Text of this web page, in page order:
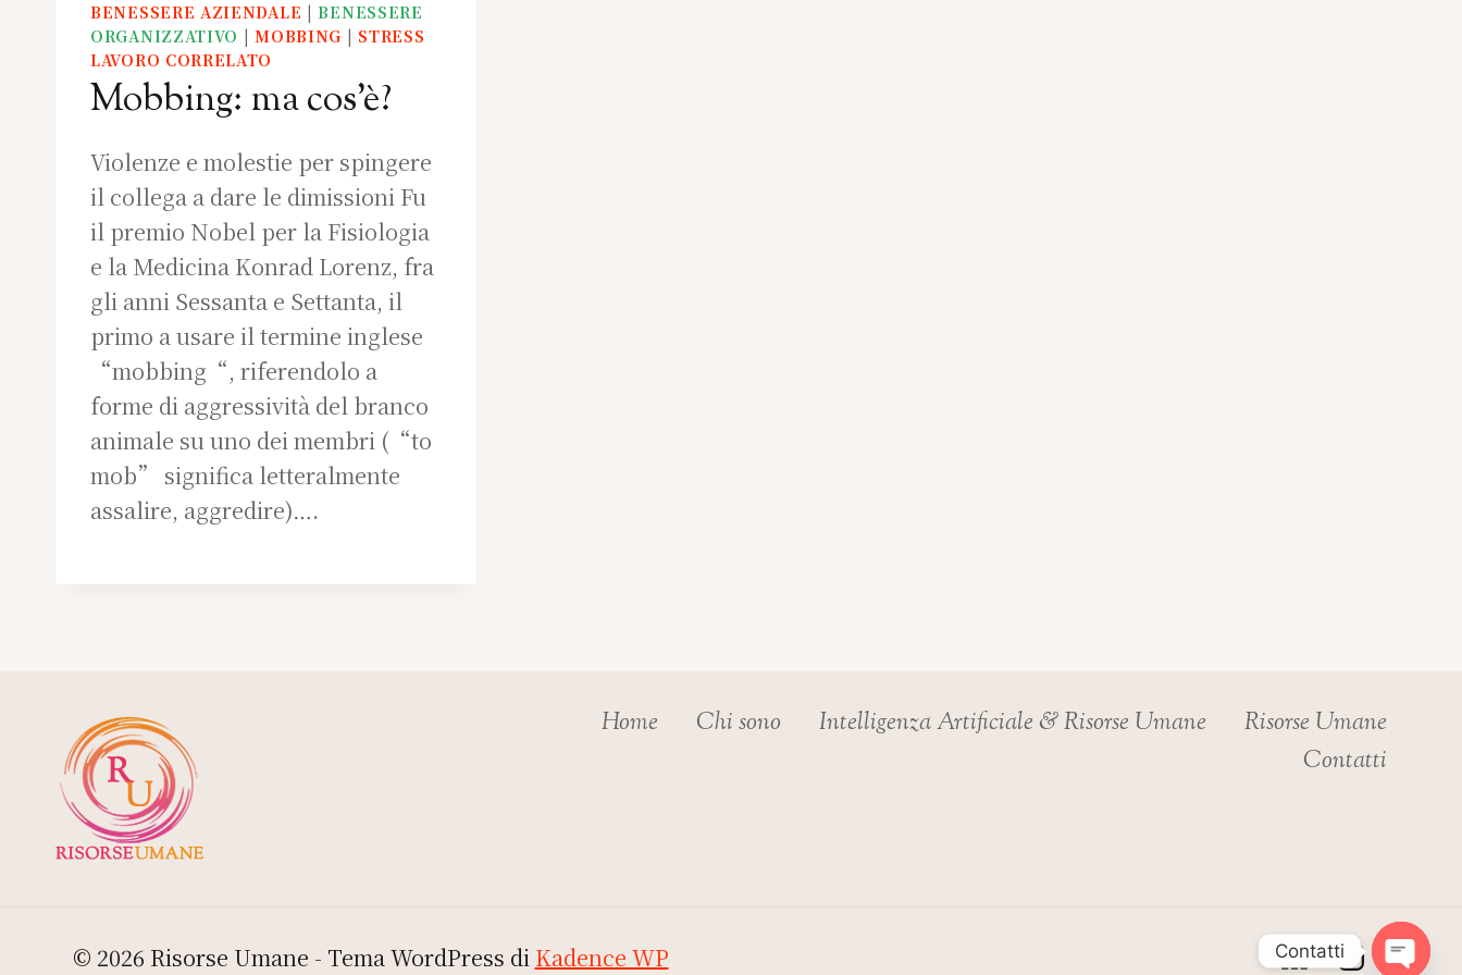
BENESSERE AZIENDALE |BENESSERE
ORGANIZZATIVO |MOBBING | STRESS
LAVORO CORRELATO
Mobbing: ma cos’è?
Violenze e molestie per spingere
il collega a dare le dimissioni Fu
il premio Nobel per la Fisiologia
e la Medicina Konrad Lorenz, fra
gli anni Sessanta e Settanta, il
primo a usare il termine inglese
“mobbing“, riferendolo a
forme di aggressività del branco
animale su uno dei membri (“to
mob” significa letteralmente
assalire, aggredire)….
Home Chi sono Intelligenza Artificiale & Risorse Umane
Risorse Umane
Contatti
© 2026 Risorse Umane - Tema WordPress di Kadence WP Contatti